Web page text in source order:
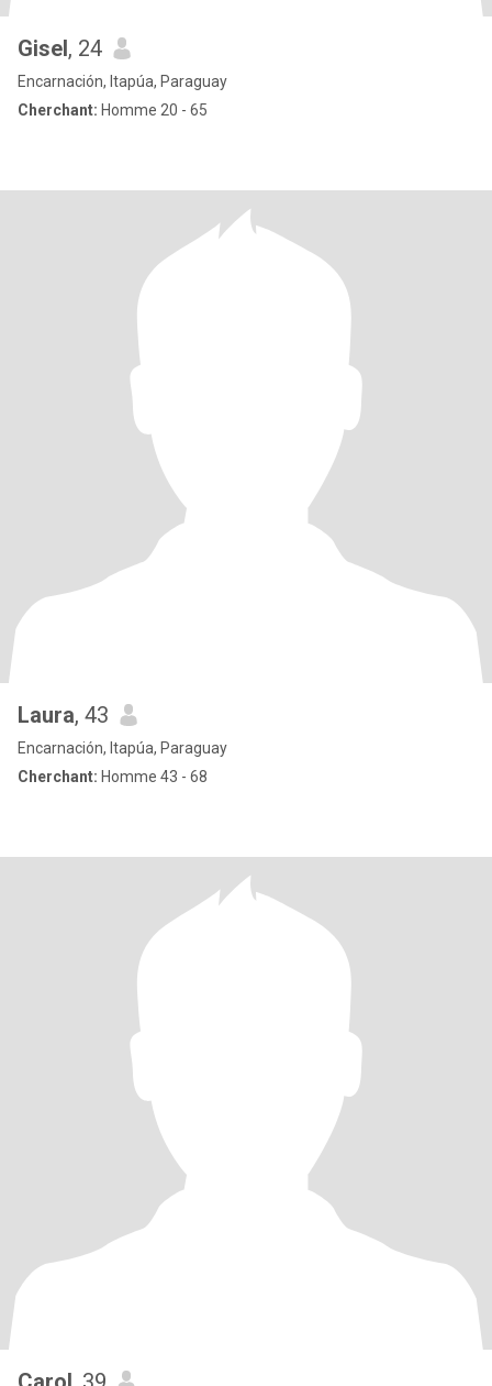
Gisel, 24
Encarnación, Itapúa, Paraguay
Cherchant: Homme 20 - 65
Laura, 43
Encarnación, Itapúa, Paraguay
Cherchant: Homme 43 - 68